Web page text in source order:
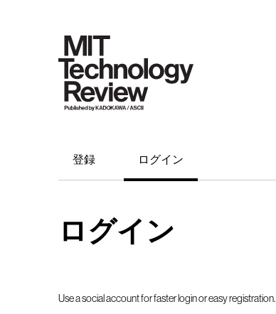
登録 ログイン
ログイン
Use a social account for faster login or easy registration.